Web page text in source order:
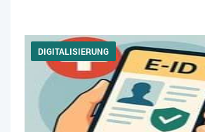
SOCIAL COMMERCE SOCIAL-MEDIA
SOFTWARE-AS-A-SERVICE
TRANSPORTLOGISTIK /
DIGITALISIERUNG